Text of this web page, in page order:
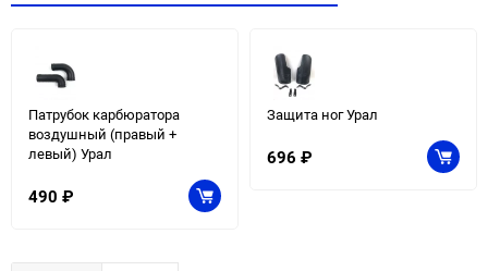
Патрубок карбюратора
воздушный (правый +
левый) Урал
490 ₽
Защита ног Урал
696 ₽